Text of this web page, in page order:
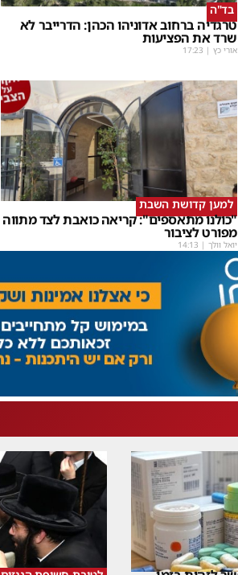
בד"ה
טרגדיה ברחוב אדוניהו הכהן: הדרייבר לא
שרד את הפציעות
אורי כץ |
17:23
למען קדושת השבת
"כולנו מתאספים": קריאה כואבת לצד מתווה
מפורט לציבור
יואל וולך |
14:13